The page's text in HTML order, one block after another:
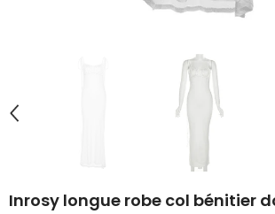
Inrosy longue robe col bénitier